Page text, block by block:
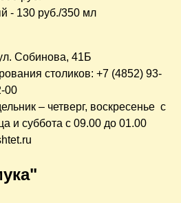
- 130 руб./350 мл
Собинова, 41Б
столиков: +7 (4852) 93-
00
– четверг, воскресенье с
и суббота с 09.00 до 01.00